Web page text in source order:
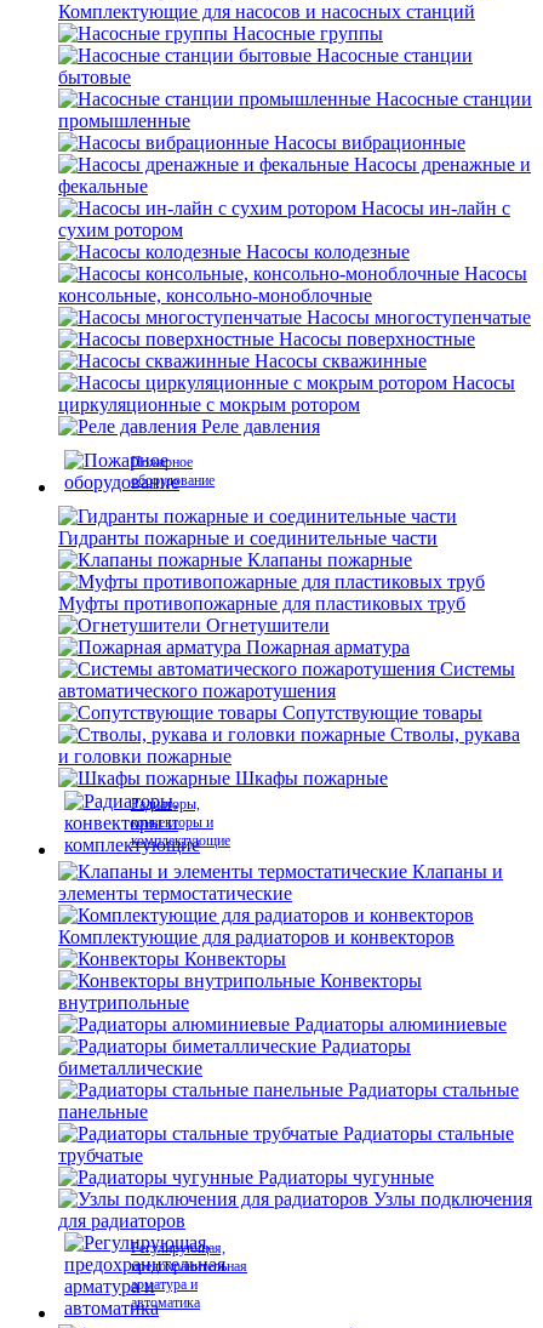
Комплектующие для насосов и насосных станций
Насосные группы
Насосные станции
бытовые
Насосные станции
промышленные
Насосы вибрационные
Насосы дренажные и
фекальные
Насосы ин-лайн с
сухим ротором
Насосы колодезные
Насосы
консольные, консольно-моноблочные
Насосы многоступенчатые
Насосы поверхностные
Насосы скважинные
Насосы
циркуляционные с мокрым ротором
Реле давления
Пожарное
оборудование
Гидранты пожарные и соединительные части
Клапаны пожарные
Муфты противопожарные для пластиковых труб
Огнетушители
Пожарная арматура
Системы
автоматического пожаротушения
Сопутствующие товары
Стволы, рукава
и головки пожарные
Шкафы пожарные
Радиаторы,
конвекторы и
комплектующие
Клапаны и
элементы термостатические
Комплектующие для радиаторов и конвекторов
Конвекторы
Конвекторы
внутрипольные
Радиаторы алюминиевые
Радиаторы
биметаллические
Радиаторы стальные
панельные
Радиаторы стальные
трубчатые
Радиаторы чугунные
Узлы подключения
для радиаторов
Регулирующая,
предохранительная
арматура и
автоматика